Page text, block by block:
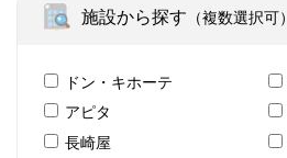
施設から探す （複数選択可）
ドン・キホーテ
アピタ
長崎屋